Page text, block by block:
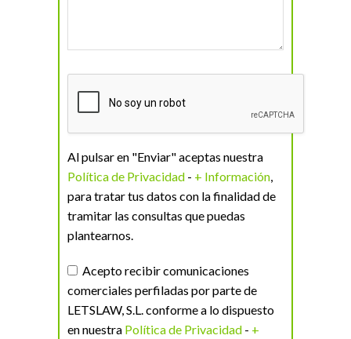
Al pulsar en "Enviar" aceptas nuestra
Política de Privacidad - + Información,
para tratar tus datos con la finalidad de
tramitar las consultas que puedas
plantearnos.
Acepto recibir comunicaciones
comerciales perfiladas por parte de
LETSLAW, S.L. conforme a lo dispuesto
en nuestra Política de Privacidad - +